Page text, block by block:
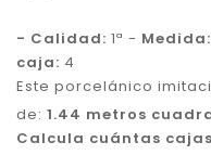
- Calidad: 1ª - Medida:
caja: 4
Este porcelánico
de: 1.44 metros
Calcula cuántas